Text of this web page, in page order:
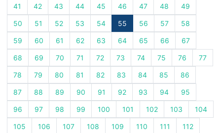
41 42 43 44 45 46 47 48 49
50 51 52 53 54 55 56 57 58
59 60 61 62 63 64 65 66 67
68 69 70 71 72 73 74 75 76 77
78 79 80 81 82 83 84 85 86
87 88 89 90 91 92 93 94 95
96 97 98 99 100 101 102 103 104
105 106 107 108 109 110 111 112